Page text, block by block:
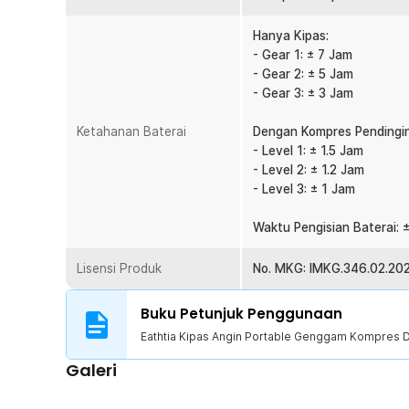
Desain Ringkas dan Mudah Dibawa
Bentuknya yang kompak membuat kipas mudah
Bobot ringan membuat kipas pendingin nyaman
untuk travelling, kantor, belajar, makeup, hingga
Kipas portable dapat digunakan secara cordless
Tidak perlu bergantung pada colokan listrik saat ingin
membuat kipas mini cocok untuk indoor maupun
1 x Eathtia Kipas Angin Portable Genggam Kompres
1 x Kabel USB Type C
1 x Stand
1 x Panduan Penggunaan
Ketahanan Baterai
Hanya Kipas:
- Gear 1: ± 7 Jam
- Gear 2: ± 5 Jam
- Gear 3: ± 3 Jam
Dengan Kompres
- Level 1: ± 1.5 Jam
- Level 2: ± 1.2 Jam
- Level 3: ± 1 Jam
Waktu Pengisian Baterai:
Lisensi Produk No. MKG:
Buku Petunjuk Penggunaan
Eathtia Kipas Angin Portable Genggam Kompres
Galeri